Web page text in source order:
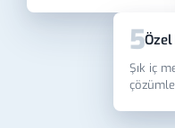
5
Şık iç